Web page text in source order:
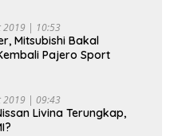
2019 | 10:53
Mitsubishi Bakal
Pajero Sport
2019 | 09:43
Livina Terungkap,